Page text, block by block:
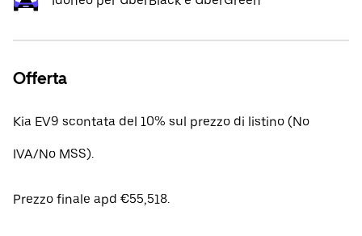
Offerta
Kia EV9 scontata del 10% sul prezzo di listino (No
IVA/No MSS).
Prezzo finale apd €55,518.